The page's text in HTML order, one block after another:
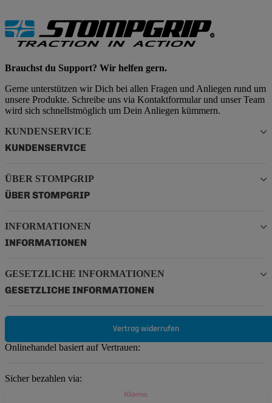
Brauchst du Support? Wir helfen gern.
Gerne unterstützen wir Dich bei allen Fragen und Anliegen rund um
unsere Produkte. Schreibe uns via Kontaktformular und unser Team
wird sich schnellstmöglich um Dein Anliegen kümmern.
KUNDENSERVICE
KUNDENSERVICE
ÜBER STOMPGRIP
ÜBER STOMPGRIP
INFORMATIONEN
INFORMATIONEN
GESETZLICHE INFORMATIONEN
GESETZLICHE INFORMATIONEN
Vertrag widerrufen
Onlinehandel basiert auf Vertrauen:
Sicher bezahlen via: